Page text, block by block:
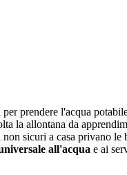
prendere l'acqua
la allontana da
sicuri a casa privano
all'acqua e ai